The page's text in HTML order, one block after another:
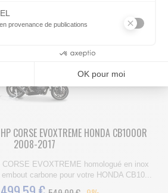
CORSE EVOXTREME HONDA CB1000R
2008-2017
EVOXTREME homologué en inox
carbone pour votre HONDA CB10...
provenance de publications
OK pour moi